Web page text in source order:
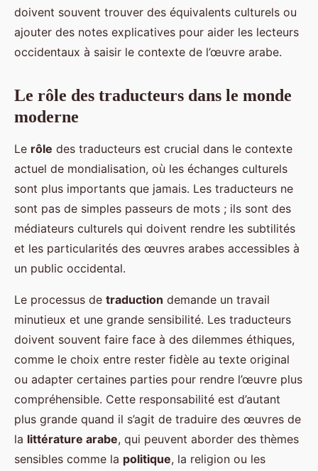
doivent souvent trouver des équivalents culturels ou
ajouter des notes explicatives pour aider les lecteurs
occidentaux à saisir le contexte de l’œuvre arabe.
Le rôle des traducteurs dans le monde
moderne
Le rôle des traducteurs est crucial dans le contexte
actuel de mondialisation, où les échanges culturels
sont plus importants que jamais. Les traducteurs ne
sont pas de simples passeurs de mots ; ils sont des
médiateurs culturels qui doivent rendre les subtilités
et les particularités des œuvres arabes accessibles à
un public occidental.
Le processus de traduction demande un travail
minutieux et une grande sensibilité. Les traducteurs
doivent souvent faire face à des dilemmes éthiques,
comme le choix entre rester fidèle au texte original
ou adapter certaines parties pour rendre l’œuvre plus
compréhensible. Cette responsabilité est d’autant
plus grande quand il s’agit de traduire des œuvres de
la littérature arabe, qui peuvent aborder des thèmes
sensibles comme la politique, la religion ou les